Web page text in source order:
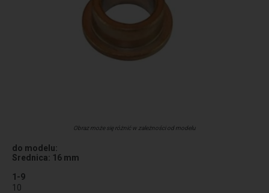
Obraz może się różnić w zależności od modelu
do modelu:
Srednica: 16 mm
1-9
10